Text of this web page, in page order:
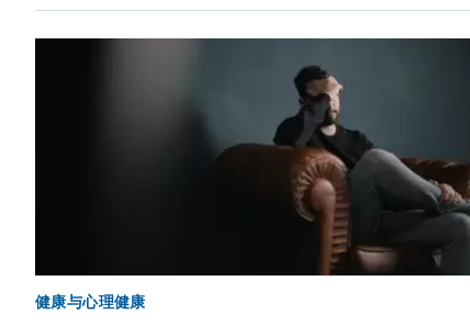
健康与心理健康